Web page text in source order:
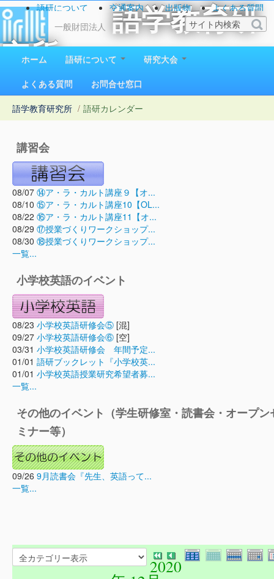
一般財団法人
語学教育研
究所
1923（大正12）年創立
語研について 交通案内 出版物
よくある質問
お問い合わせ
ホーム 語研について
研究大会
よくある質問
お問合せ窓口
語学教育研究所 / 語研カレンダー
講習会
08/07 ⑭ア・ラ・カルト講座９【オ...
08/10 ⑮ア・ラ・カルト講座10【OL...
08/22 ⑯ア・ラ・カルト講座11【オ...
08/29 ⑰授業づくりワークショップ...
08/30 ⑱授業づくりワークショップ...
一覧...
小学校英語のイベント
08/23 小学校英語研修会⑤ [混]
09/27 小学校英語研修会⑥ [空]
03/31 小学校英語研修会 年間予定...
01/01 語研ブックレット『小学校英...
01/01 小学校英語授業研究希望者募...
一覧...
その他のイベント（学生研修室・読書会・オープン
ミナー等）
09/26 9月読書会『先生、英語って...
一覧...
2020